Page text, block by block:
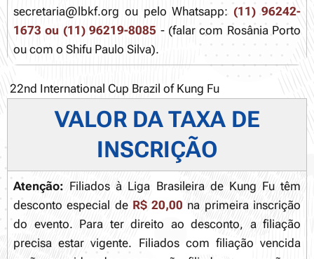
secretaria@lbkf.org ou pelo Whatsapp: (11) 96242-
1673 ou (11) 96219-8085 - (falar com Rosânia Porto
ou com o Shifu Paulo Silva).
22nd International Cup Brazil of Kung Fu
VALOR DA TAXA DE
INSCRIÇÃO
Atenção: Filiados à Liga Brasileira de Kung Fu têm
desconto especial de R$ 20,00 na primeira inscrição
do evento. Para ter direito ao desconto, a filiação
precisa estar vigente. Filiados com filiação vencida